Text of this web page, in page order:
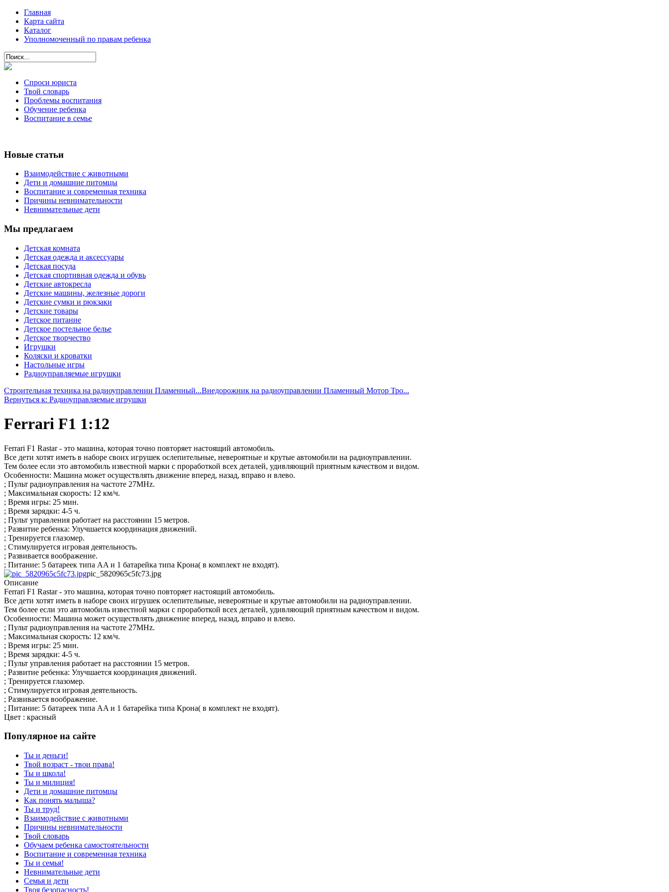
Главная
Карта сайта
Каталог
Уполномоченный по правам ребенка
Спроси юриста
Твой словарь
Проблемы воспитания
Обучение ребенка
Воспитание в семье
Новые статьи
Взаимодействие с животными
Дети и домашние питомцы
Воспитание и современная техника
Причины невнимательности
Невнимательные дети
Мы предлагаем
Детская комната
Детская одежда и аксессуары
Детская посуда
Детская спортивная одежда и обувь
Детские автокресла
Детские машины, железные дороги
Детские сумки и рюкзаки
Детские товары
Детское питание
Детское постельное белье
Детское творчество
Игрушки
Коляски и кроватки
Настольные игры
Радиоуправляемые игрушки
Строительная техника на радиоуправлении Пламенный...Внедорожник на радиоуправлении Пламенный Мотор Тро...
Вернуться к: Радиоуправляемые игрушки
Ferrari F1 1:12
Ferrari F1 Rastar - это машина, которая точно повторяет настоящий автомобиль.
Все дети хотят иметь в наборе своих игрушек ослепительные, невероятные и крутые автомобили на радиоуправлении.
Тем более если это автомобиль известной марки с проработкой всех деталей, удивляющий приятным качеством и видом.
Особенности: Машина может осуществлять движение вперед, назад, вправо и влево.
; Пульт радиоуправления на частоте 27MHz.
; Максимальная скорость: 12 км/ч.
; Время игры: 25 мин.
; Время зарядки: 4-5 ч.
; Пульт управления работает на расстоянии 15 метров.
; Развитие ребенка: Улучшается координация движений.
; Тренируется глазомер.
; Стимулируется игровая деятельность.
; Развивается воображение.
; Питание: 5 батареек типа AA и 1 батарейка типа Крона( в комплект не входят).
pic_5820965c5fc73.jpg
Описание
Ferrari F1 Rastar - это машина, которая точно повторяет настоящий автомобиль.
Все дети хотят иметь в наборе своих игрушек ослепительные, невероятные и крутые автомобили на радиоуправлении.
Тем более если это автомобиль известной марки с проработкой всех деталей, удивляющий приятным качеством и видом.
Особенности: Машина может осуществлять движение вперед, назад, вправо и влево.
; Пульт радиоуправления на частоте 27MHz.
; Максимальная скорость: 12 км/ч.
; Время игры: 25 мин.
; Время зарядки: 4-5 ч.
; Пульт управления работает на расстоянии 15 метров.
; Развитие ребенка: Улучшается координация движений.
; Тренируется глазомер.
; Стимулируется игровая деятельность.
; Развивается воображение.
; Питание: 5 батареек типа AA и 1 батарейка типа Крона( в комплект не входят).
Цвет : красный
Популярное на сайте
Ты и деньги!
Твой возраст - твои права!
Ты и школа!
Ты и милиция!
Дети и домашние питомцы
Как понять малыша?
Ты и труд!
Взаимодействие с животными
Причины невнимательности
Твой словарь
Обучаем ребенка самостоятельности
Воспитание и современная техника
Ты и семья!
Невнимательные дети
Семья и дети
Твоя безопасность!